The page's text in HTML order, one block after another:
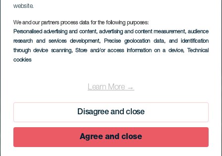
website.
We and our partners process data for the following purposes:
Personalised advertising and content, advertising and content measurement, audience
research and services development, Precise geolocation data, and identification
through device scanning, Store and/or access information on a device, Technical
cookies
Learn More →
Disagree and close
Agree and close